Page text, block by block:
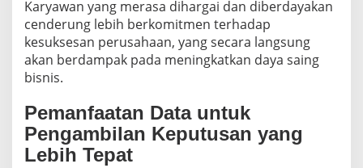
Karyawan yang merasa dihargai dan diberdayakan
cenderung lebih berkomitmen terhadap
kesuksesan perusahaan, yang secara langsung
akan berdampak pada meningkatkan daya saing
bisnis.
Pemanfaatan Data untuk
Pengambilan Keputusan yang
Lebih Tepat